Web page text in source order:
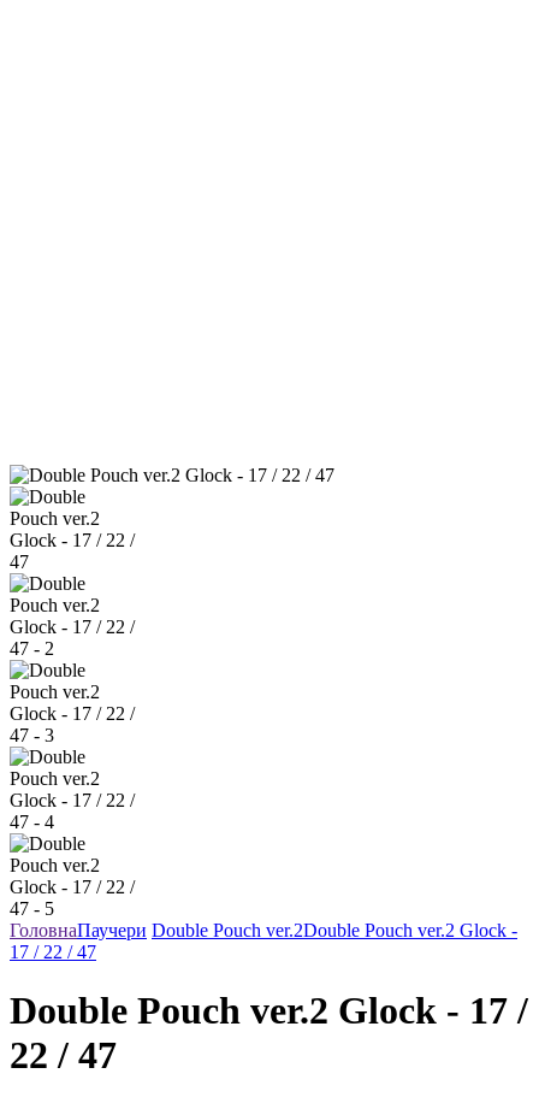
ГоловнаПаучери Double Pouch ver.2Double Pouch ver.2 Glock -
17 / 22 / 47
Double Pouch ver.2 Glock - 17 /
22 / 47